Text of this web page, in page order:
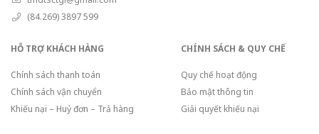
(84.269) 3897 599
HỖ TRỢ KHÁCH HÀNG
Chính sách thanh toán
Chính sách vận chuyển
Khiếu nại – Huỷ đơn – Trả hàng
CHÍNH SÁCH & QUY CHẾ
Quy chế hoạt động
Bảo mật thông tin
Giải quyết khiếu nại